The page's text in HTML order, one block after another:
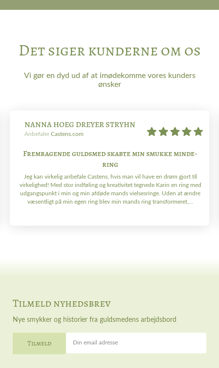
Det siger kunderne om os
Vi gør en dyd ud af at imødekomme vores kunders
ønsker
NANNA HOEG DREYER STRYHN
Anbefaler Castens.com
Fremragende guldsmed skabte min smukke minde-
ring
Jeg kan virkelig anbefale Castens, hvis man vil have en drøm gjort til
virkelighed! Med stor indføling og kreativitet tegnede Karin en ring med
udgangspunkt i min og min afdøde mands vielsesringe. Uden at ændre
væsentligt på min egen ring blev min mands ring transformeret,...
Tilmeld nyhedsbrev
Nye smykker og historier fra guldsmedens arbejdsbord
Din email adresse